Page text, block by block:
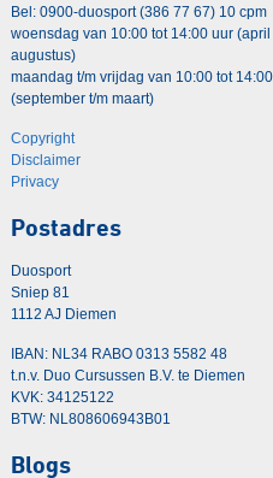
Bel: 0900-duosport (386 77 67) 10 cpm
woensdag van 10:00 tot 14:00 uur (april
augustus)
maandag t/m vrijdag van 10:00 tot
(september t/m maart)
Copyright
Disclaimer
Privacy
Postadres
Duosport
Sniep 81
1112 AJ Diemen
IBAN: NL34 RABO 0313 5582 48
t.n.v. Duo Cursussen B.V. te Diemen
KVK: 34125122
BTW: NL808606943B01
Blogs